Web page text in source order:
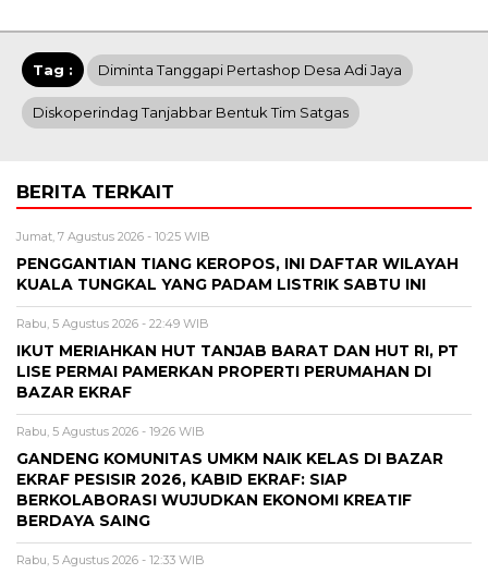
Tag : Diminta Tanggapi Pertashop Desa Adi Jaya
Diskoperindag Tanjabbar Bentuk Tim Satgas
BERITA TERKAIT
Jumat, 7 Agustus 2026 - 10:25 WIB
PENGGANTIAN TIANG KEROPOS, INI DAFTAR WILAYAH
KUALA TUNGKAL YANG PADAM LISTRIK SABTU INI
Rabu, 5 Agustus 2026 - 22:49 WIB
IKUT MERIAHKAN HUT TANJAB BARAT DAN HUT RI, PT
LISE PERMAI PAMERKAN PROPERTI PERUMAHAN DI
BAZAR EKRAF
Rabu, 5 Agustus 2026 - 19:26 WIB
GANDENG KOMUNITAS UMKM NAIK KELAS DI BAZAR
EKRAF PESISIR 2026, KABID EKRAF: SIAP
BERKOLABORASI WUJUDKAN EKONOMI KREATIF
BERDAYA SAING
Rabu, 5 Agustus 2026 - 12:33 WIB